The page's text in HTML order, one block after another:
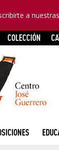
a
COLECCIÓN